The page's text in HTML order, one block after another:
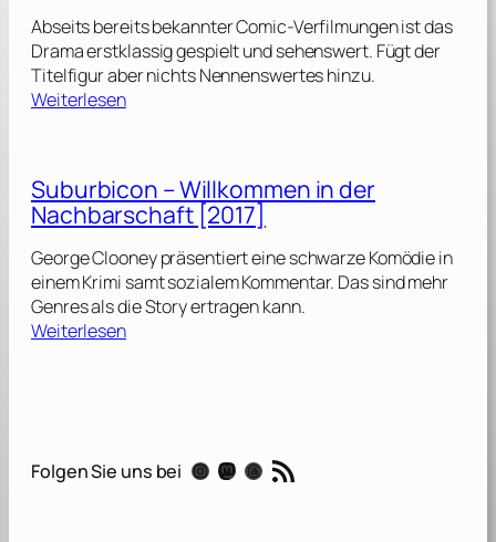
Abseits bereits bekannter Comic-Verfilmungen ist das
Drama erstklassig gespielt und sehenswert. Fügt der
Titelfigur aber nichts Nennenswertes hinzu.
Weiterlesen:
e
r
2
0
1
9
Suburbicon – Willkommen in der
Nachbarschaft [2017]
George Clooney präsentiert eine schwarze Komödie in
einem Krimi samt sozialem Kommentar. Das sind mehr
Genres als die Story ertragen kann.
Weiterlesen:
b
Folgen Sie uns bei Instagram Mastodon Threads RSS-Feed